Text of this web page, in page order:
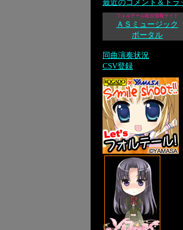
最近のコメント＆トラ
フォルテール総合情報サイト
ＡＳミュージック
ポータル
同曲演奏状況
CSV登録